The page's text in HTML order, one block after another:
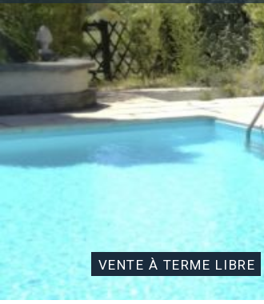
VENTE À TERME LIBRE